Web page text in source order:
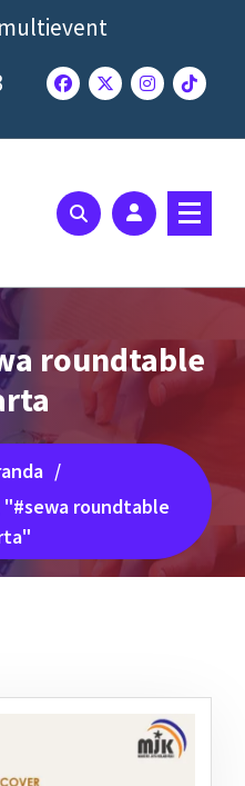
roundtable
/
roundtable